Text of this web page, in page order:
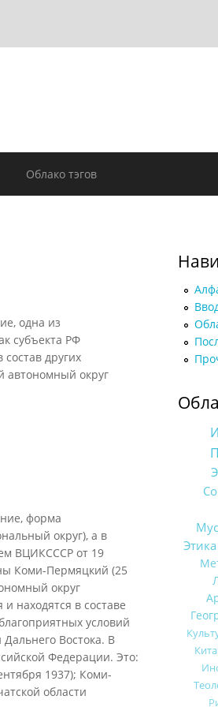
Облако тэгов
одна из
субъекта РФ
других
автономный округ
форма
округ), а в
ВЦИКСССР от 19
Коми-Пермяцкий (25
округ
находятся в составе
условий
Востока. В
Федерации. Это:
1937); Коми-
области
Этика